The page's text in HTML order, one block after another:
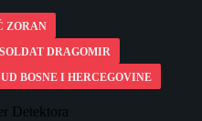
ZORAN
DRAGOMIR
BOSNE I HERCEGOVINE
Detektora